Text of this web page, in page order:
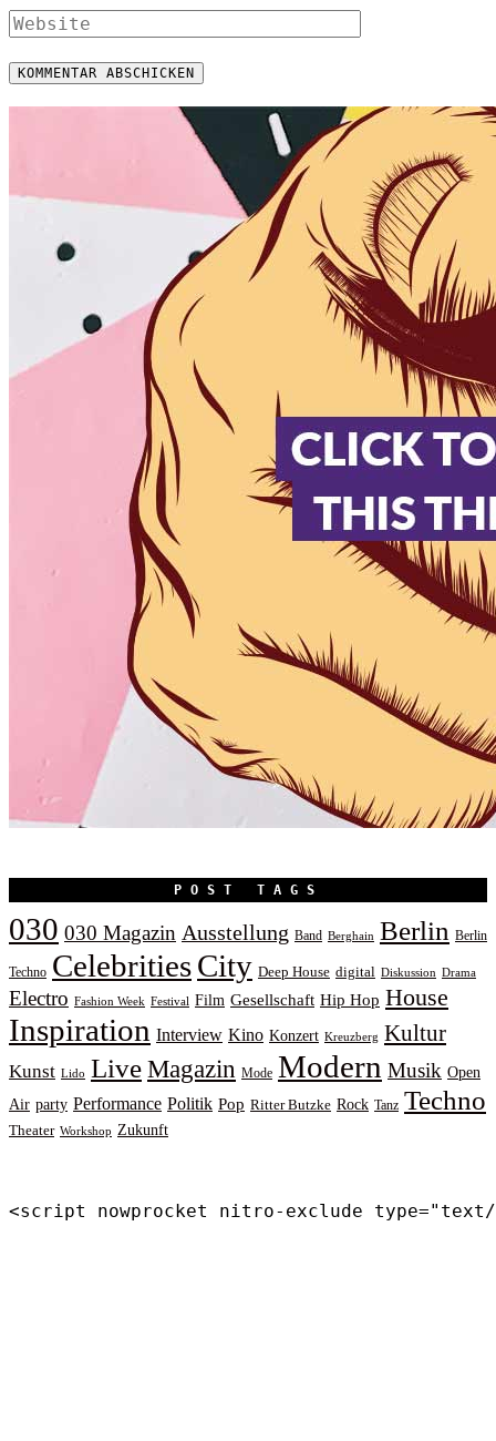
POST TAGS
030 030 Magazin Ausstellung Band Berghain Berlin Berlin
Techno CelebritiesCity Deep House digital Diskussion Drama
Electro Fashion Week Festival Film Gesellschaft Hip Hop House
Inspiration Interview Kino Konzert Kreuzberg Kultur
Kunst Lido LiveMagazin Mode Modern Musik Open
Air party Performance Politik Pop Ritter Butzke Rock Tanz Techno
Theater Workshop Zukunft
<script nowprocket nitro-exclude type="text/